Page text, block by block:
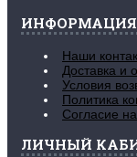
ИНФОРМАЦИЯ
Наши
Доставка и
Условия
Политика
Согласие
ЛИЧНЫЙ